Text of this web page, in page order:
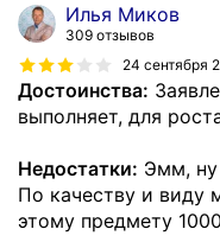
Илья Миков
309 отзывов
24 сентября
Достоинства:
выполняет, для
Недостатки: Эмм, ну
По качеству и виду
этому предмету 1000